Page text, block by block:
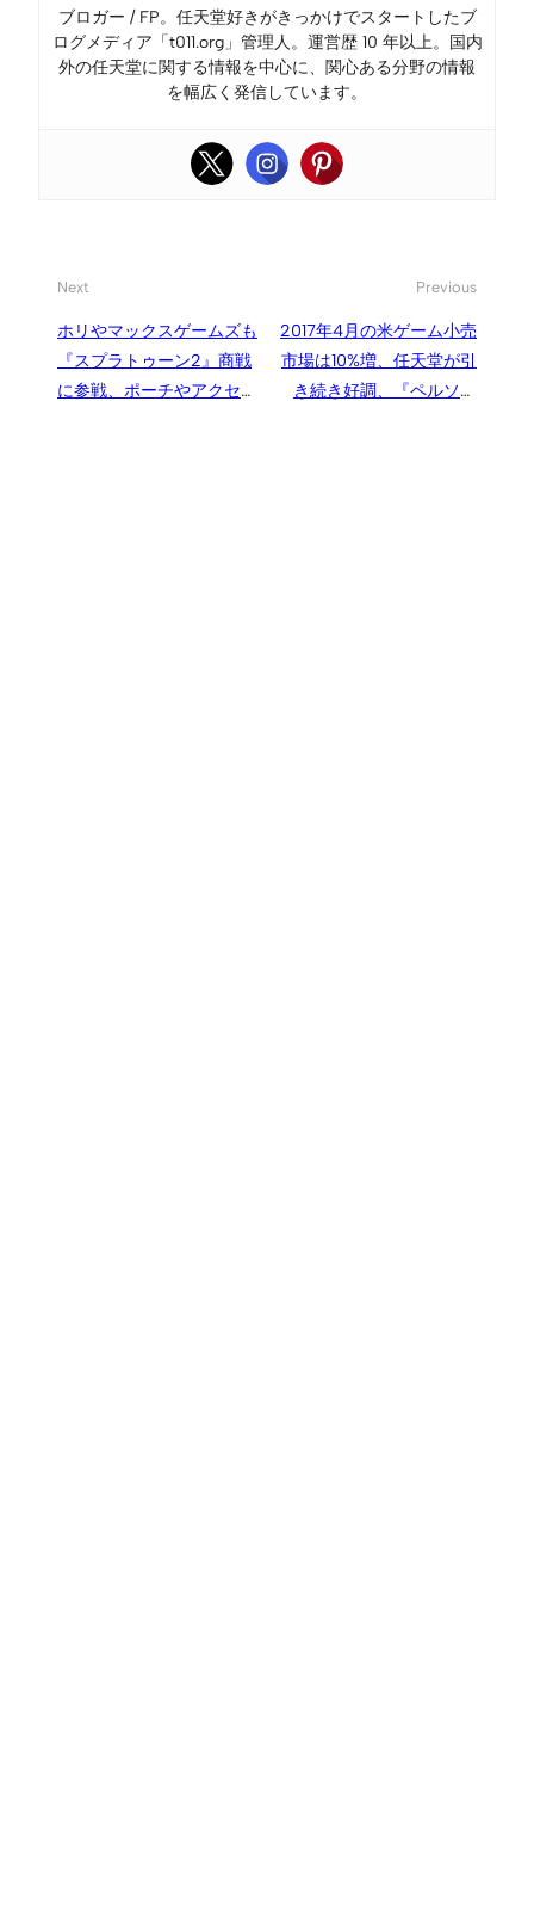
ブロガー / FP。任天堂好きがきっかけでスタートしたブ
ログメディア「t011.org」管理人。運営歴 10 年以上。国内
外の任天堂に関する情報を中心に、関心ある分野の情報
を幅広く発信しています。
Next
ホリやマックスゲームズも
『スプラトゥーン2』商戦
に参戦、ポーチやアクセサ
Previous
2017年4月の米ゲーム小売
市場は10%増、任天堂が引
き続き好調、『ペルソナ